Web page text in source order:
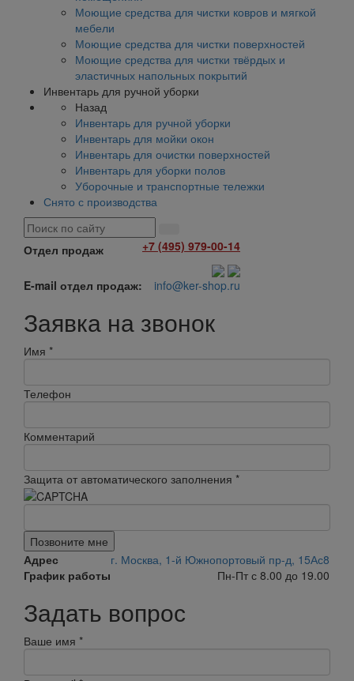
Моющие средства для чистки ковров и мягкой
мебели
Моющие средства для чистки поверхностей
Моющие средства для чистки твёрдых и
эластичных напольных покрытий
Инвентарь для ручной уборки
Назад
Инвентарь для ручной уборки
Инвентарь для мойки окон
Инвентарь для очистки поверхностей
Инвентарь для уборки полов
Уборочные и транспортные тележки
Снято с производства
Отдел продаж +7 (495) 979-00-14
E-mail отдел продаж: info@ker-shop.ru
Заявка на звонок
Имя *
Телефон
Комментарий
Защита от автоматического заполнения *
Позвоните мне
Адрес
г. Москва, 1-й Южнопортовый пр-д, 15Ас8
График работы
Пн-Пт с 8.00 до 19.00
Задать вопрос
Ваше имя *